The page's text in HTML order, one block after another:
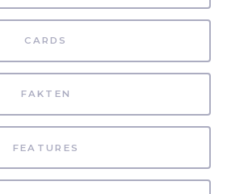
CARDS
FAKTEN
FEATURES